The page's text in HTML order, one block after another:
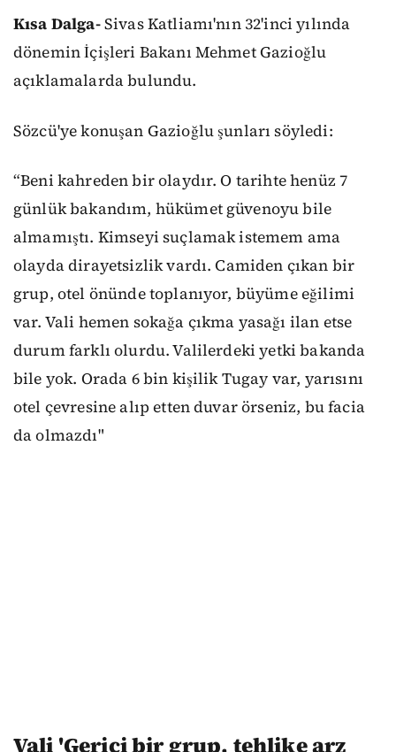
Kısa Dalga-Sivas Katliamı'nın 32'inci yılında
dönemin İçişleri Bakanı Mehmet Gazioğlu
açıklamalarda bulundu.
Sözcü'ye konuşan Gazioğlu şunları söyledi:
“Beni kahreden bir olaydır. O tarihte henüz 7
günlük bakandım, hükümet güvenoyu bile
almamıştı. Kimseyi suçlamak istemem ama
olayda dirayetsizlik vardı. Camiden çıkan bir
grup, otel önünde toplanıyor, büyüme eğilimi
var. Vali hemen sokağa çıkma yasağı ilan etse
durum farklı olurdu. Valilerdeki yetki bakanda
bile yok. Orada 6 bin kişilik Tugay var, yarısını
otel çevresine alıp etten duvar örseniz, bu facia
da olmazdı"
Vali 'Gerici bir grup, tehlike arz